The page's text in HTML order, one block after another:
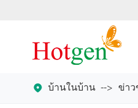
 บ้านในบ้าน ข่าว